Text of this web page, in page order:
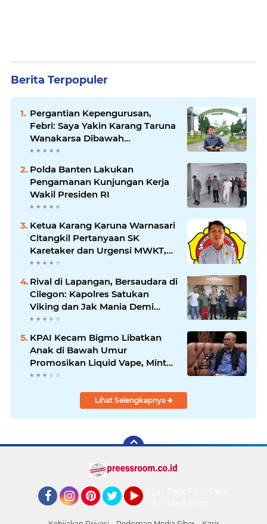
Berita Terpopuler
Pergantian Kepengurusan,
Febri: Saya Yakin Karang Taruna
Wanakarsa Dibawah
Kepemimpinan Bung Entus
Jauh Membawa Manfaat
Polda Banten Lakukan
Pengamanan Kunjungan Kerja
Wakil Presiden RI
Ketua Karang Karuna Warnasari
Citangkil Pertanyaan SK
Karetaker dan Urgensi MWKT,
Saat Suasana Berduka
Rival di Lapangan, Bersaudara di
Cilegon: Kapolres Satukan
Viking dan Jak Mania Demi
Nobar Damai Piala Presiden
KPAI Kecam Bigmo Libatkan
Anak di Bawah Umur
Promosikan Liquid Vape, Minta
Aparat Bertindak Tegas
Lihat Selengkapnya